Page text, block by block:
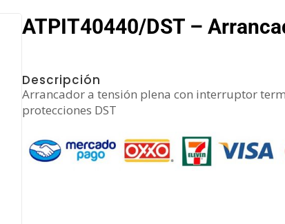
ATPIT40440/DST –
Descripción
Arrancador a tensión plena con interruptor
protecciones DST